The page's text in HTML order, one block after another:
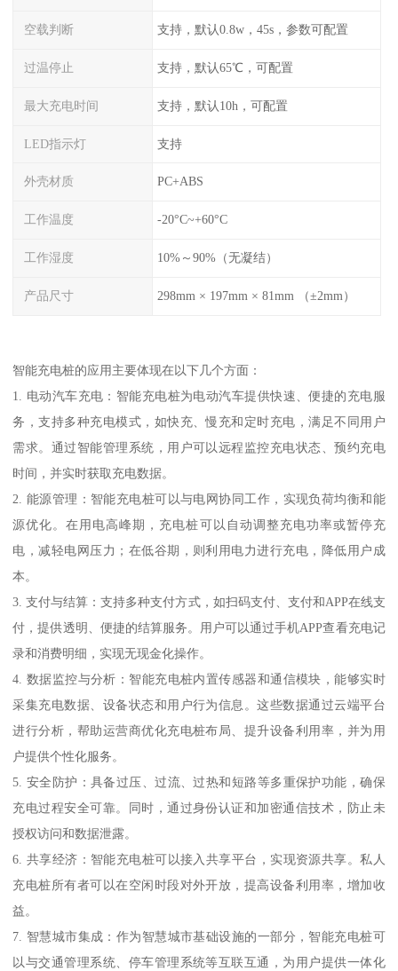
空载判断 支持，默认0.8w，45s，参数可配置
过温停止 支持，默认65℃，可配置
最大充电时间 支持，默认10h，可配置
LED指示灯 支持
外壳材质 PC+ABS
工作温度 -20°C~+60°C
工作湿度 10%～90%（无凝结）
产品尺寸 298mm × 197mm × 81mm （±2mm）
智能充电桩的应用主要体现在以下几个方面：
1. 电动汽车充电：智能充电桩为电动汽车提供快速、便捷的充电服
务，支持多种充电模式，如快充、慢充和定时充电，满足不同用户
需求。通过智能管理系统，用户可以远程监控充电状态、预约充电
时间，并实时获取充电数据。
2. 能源管理：智能充电桩可以与电网协同工作，实现负荷均衡和能
源优化。在用电高峰期，充电桩可以自动调整充电功率或暂停充
电，减轻电网压力；在低谷期，则利用电力进行充电，降低用户成
本。
3. 支付与结算：支持多种支付方式，如扫码支付、支付和APP在线支
付，提供透明、便捷的结算服务。用户可以通过手机APP查看充电记
录和消费明细，实现无现金化操作。
4. 数据监控与分析：智能充电桩内置传感器和通信模块，能够实时
采集充电数据、设备状态和用户行为信息。这些数据通过云端平台
进行分析，帮助运营商优化充电桩布局、提升设备利用率，并为用
户提供个性化服务。
5. 安全防护：具备过压、过流、过热和短路等多重保护功能，确保
充电过程安全可靠。同时，通过身份认证和加密通信技术，防止未
授权访问和数据泄露。
6. 共享经济：智能充电桩可以接入共享平台，实现资源共享。私人
充电桩所有者可以在空闲时段对外开放，提高设备利用率，增加收
益。
7. 智慧城市集成：作为智慧城市基础设施的一部分，智能充电桩可
以与交通管理系统、停车管理系统等互联互通，为用户提供一体化